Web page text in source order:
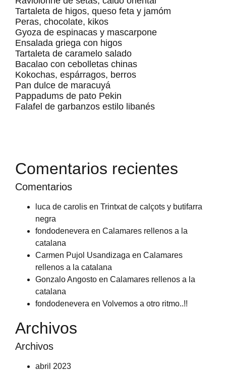
Tartaleta de higos, queso feta y jamóm
Peras, chocolate, kikos
Gyoza de espinacas y mascarpone
Ensalada griega con higos
Tartaleta de caramelo salado
Bacalao con cebolletas chinas
Kokochas, espárragos, berros
Pan dulce de maracuyá
Pappadums de pato Pekin
Falafel de garbanzos estilo libanés
Comentarios recientes
Comentarios
luca de carolis en Trintxat de calçots y butifarra
negra
fondodenevera en Calamares rellenos a la
catalana
Carmen Pujol Usandizaga en Calamares
rellenos a la catalana
Gonzalo Angosto en Calamares rellenos a la
catalana
fondodenevera en Volvemos a otro ritmo..!!
Archivos
Archivos
abril 2023